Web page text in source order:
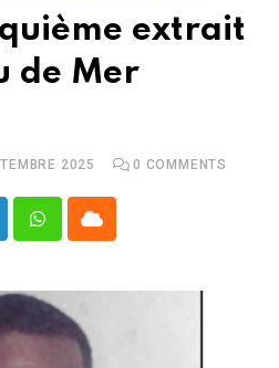
extrait
de Mer
2025 0 COMMENTS
WhatsappCloud